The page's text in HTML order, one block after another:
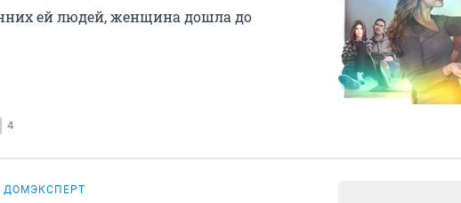
ей людей, женщина дошла до
4
ДОМЭКСПЕРТ